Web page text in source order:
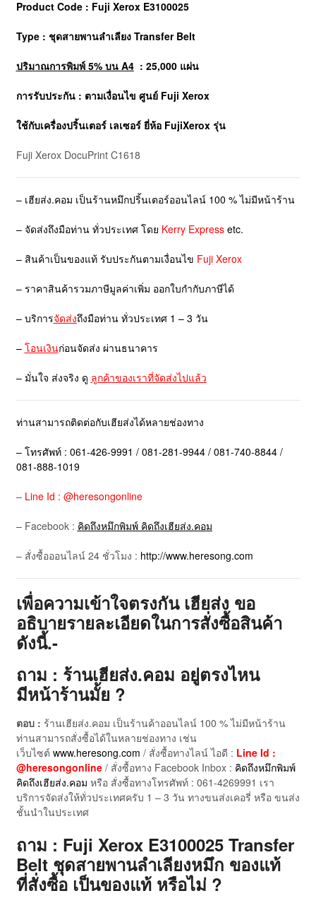
Product Code : Fuji Xerox E3100025
Type : ชุดสายพานลำเลียง Transfer Belt
ปริมาณการพิมพ์ 5% บน A4: 25,000 แผ่น
การรับประกัน : ตามเงื่อนไข ศูนย์ Fuji Xerox
ใช้กับเครื่องปริ้นเตอร์ เลเซอร์ ยี่ห้อ FujiXeroxรุ่น
Fuji Xerox DocuPrint C1618
– เฮียส่ง.คอม เป็นร้านหมึกปริ้นเตอร์ออนไลน์ 100 % ไม่มีหน้าร้าน
– จัดส่งถึงมือท่าน ทั่วประเทศ โดย Kerry Expressetc.
– สินค้าเป็นของแท้ รับประกันตามเงื่อนไข Fuji Xerox
– ราคาสินค้ารวมภาษีมูลค่าเพิ่ม ออกใบกำกับภาษีได้
– บริการจัดส่งถึงมือท่าน ทั่วประเทศ 1 – 3 วัน
– โอนเงินก่อนจัดส่ง ผ่านธนาคาร
– มั่นใจ ส่งจริง ดู ลูกค้าของเราที่จัดส่งไปแล้ว
ท่านสามารถติดต่อกับเฮียส่งได้หลายช่องทาง
– โทรศัพท์ : 061-426-9991 / 081-281-9944 / 081-740-8844 /
081-888-1019
– Line Id : @heresongonline
– Facebook : คิดถึงหมึกพิมพ์ คิดถึงเฮียส่ง.คอม
– สั่งซื้อออนไลน์ 24 ชั่วโมง : http://www.heresong.com
เพื่อความเข้าใจตรงกัน เฮียส่ง ขอ
อธิบายรายละเอียดในการสั่งซื้อสินค้า
ดังนี้.-
ถาม : ร้านเฮียส่ง.คอม อยู่ตรงไหน
มีหน้าร้านมั้ย ?
ตอบ : ร้านเฮียส่ง.คอม เป็นร้านค้าออนไลน์ 100 % ไม่มีหน้าร้าน
ท่านสามารถสั่งซื้อได้ในหลายช่องทาง เช่น
เว็บไซต์ www.heresong.com / สั่งซื้อทางไลน์ ไอดี : Line Id :
@heresongonline / สั่งซื้อทาง Facebook Inbox : คิดถึงหมึกพิมพ์
คิดถึงเฮียส่ง.คอม หรือ สั่งซื้อทางโทรศัพท์ : 061-4269991 เรา
บริการจัดส่งให้ทั่วประเทศครับ 1 – 3 วัน ทางขนส่งเคอรี่ หรือ ขนส่ง
ชั้นนำในประเทศ
ถาม : Fuji Xerox E3100025 Transfer
Belt ชุดสายพานลำเลียงหมึก ของแท้
ที่สั่งซื้อ เป็นของแท้ หรือไม่ ?